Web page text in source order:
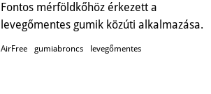
Fontos mérföldkőhöz érkezett a
levegőmentes gumik közúti alkalmazása.
AirFree gumiabroncs levegőmentes